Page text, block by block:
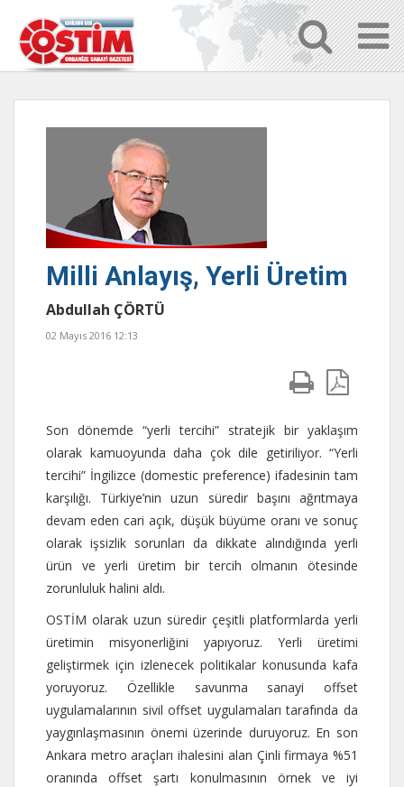
Milli Anlayış, Yerli Üretim
Abdullah ÇÖRTÜ
02 Mayıs 2016 12:13
Son dönemde “yerli tercihi” stratejik bir yaklaşım
olarak kamuoyunda daha çok dile getiriliyor. “Yerli
tercihi” İngilizce (domestic preference) ifadesinin tam
karşılığı. Türkiye’nin uzun süredir başını ağrıtmaya
devam eden cari açık, düşük büyüme oranı ve sonuç
olarak işsizlik sorunları da dikkate alındığında yerli
ürün ve yerli üretim bir tercih olmanın ötesinde
zorunluluk halini aldı.
OSTİM olarak uzun süredir çeşitli platformlarda yerli
üretimin misyonerliğini yapıyoruz. Yerli üretimi
geliştirmek için izlenecek politikalar konusunda kafa
yoruyoruz. Özellikle savunma sanayi offset
uygulamalarının sivil offset uygulamaları tarafında da
yaygınlaşmasının önemi üzerinde duruyoruz. En son
Ankara metro araçları ihalesini alan Çinli firmaya %51
oranında offset şartı konulmasının örnek ve iyi